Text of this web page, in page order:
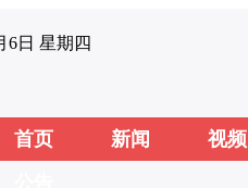
6日 星期四
首页 新闻 视频